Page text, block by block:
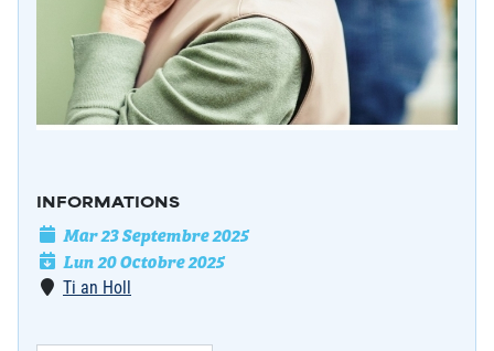
INFORMATIONS
Date de l'événement
Mar 23 Septembre 2025
Date de fin
Lun 20 Octobre 2025
Lieu
Ti an Holl